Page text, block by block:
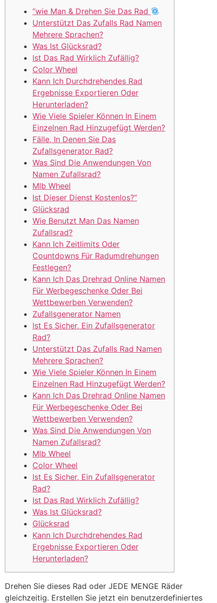
“wie Man & Drehen Sie Das Rad
Unterstützt Das Zufalls Rad Namen
Mehrere Sprachen?
Was Ist Glücksrad?
Ist Das Rad Wirklich Zufällig?
Color Wheel
Kann Ich Durchdrehendes Rad
Ergebnisse Exportieren Oder
Herunterladen?
Wie Viele Spieler Können In Einem
Einzelnen Rad Hinzugefügt Werden?
Fälle, In Denen Sie Das
Zufallsgenerator Rad?
Was Sind Die Anwendungen Von
Namen Zufallsrad?
Mlb Wheel
Ist Dieser Dienst Kostenlos?”
Glücksrad
Wie Benutzt Man Das Namen
Zufallsrad?
Kann Ich Zeitlimits Oder
Countdowns Für Radumdrehungen
Festlegen?
Kann Ich Das Drehrad Online Namen
Für Werbegeschenke Oder Bei
Wettbewerben Verwenden?
Zufallsgenerator Namen
Ist Es Sicher, Ein Zufallsgenerator
Rad?
Unterstützt Das Zufalls Rad Namen
Mehrere Sprachen?
Wie Viele Spieler Können In Einem
Einzelnen Rad Hinzugefügt Werden?
Kann Ich Das Drehrad Online Namen
Für Werbegeschenke Oder Bei
Wettbewerben Verwenden?
Was Sind Die Anwendungen Von
Namen Zufallsrad?
Mlb Wheel
Color Wheel
Ist Es Sicher, Ein Zufallsgenerator
Rad?
Ist Das Rad Wirklich Zufällig?
Was Ist Glücksrad?
Glücksrad
Kann Ich Durchdrehendes Rad
Ergebnisse Exportieren Oder
Herunterladen?
Drehen Sie dieses Rad oder JEDE MENGE Räder
gleichzeitig. Erstellen Sie jetzt ein benutzerdefiniertes